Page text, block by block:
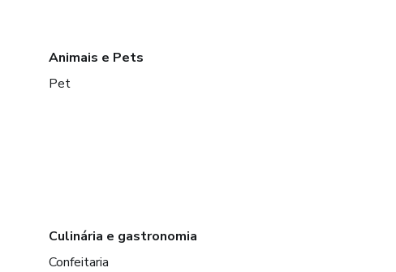
Animais e Pets
Pet
Culinária e gastronomia
Confeitaria